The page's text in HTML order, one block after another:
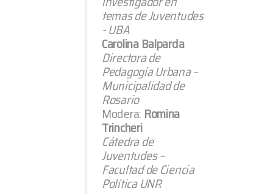
temas de Juventudes
- UBA
Carolina Balparda
Directora de
Pedagogía Urbana –
Municipalidad de
Rosario
Modera: Romina
Trincheri
Cátedra de
Juventudes –
Facultad de Ciencia
Política UNR